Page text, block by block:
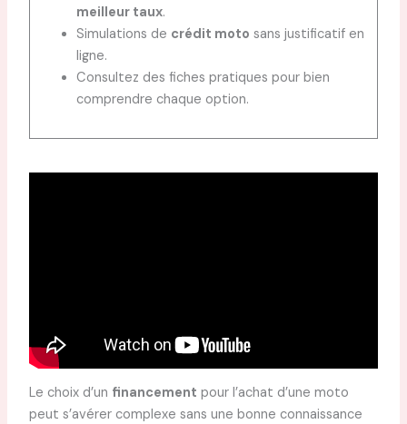
meilleur taux.
Simulations de crédit moto sans justificatif en
ligne.
Consultez des fiches pratiques pour bien
comprendre chaque option.
Le choix d’un financement pour l’achat d’une moto
peut s’avérer complexe sans une bonne connaissance